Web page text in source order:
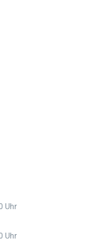
Uhr
Uhr